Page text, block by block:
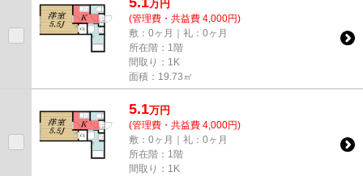
万円
(管理費・共益費 4,000円)
敷：0ヶ月｜礼：0ヶ月
所在階：1階
間取り：1K
面積：19.73㎡
5.1万円
(管理費・共益費 4,000円)
敷：0ヶ月｜礼：0ヶ月
所在階：1階
間取り：1K